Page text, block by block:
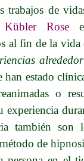
trabajos de
Kübler Rose
al fin de la vida
han estado
o
experiencia
también son
de